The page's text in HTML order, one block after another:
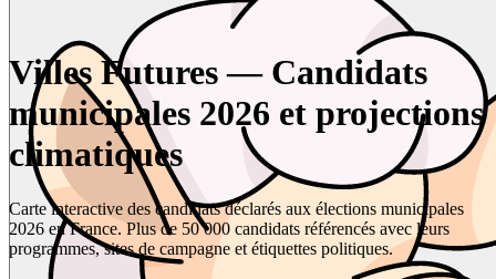
Villes Futures — Candidats
municipales 2026 et projections
climatiques
Carte interactive des candidats déclarés aux élections municipales
2026 en France. Plus de 50 000 candidats référencés avec leurs
programmes, sites de campagne et étiquettes politiques.